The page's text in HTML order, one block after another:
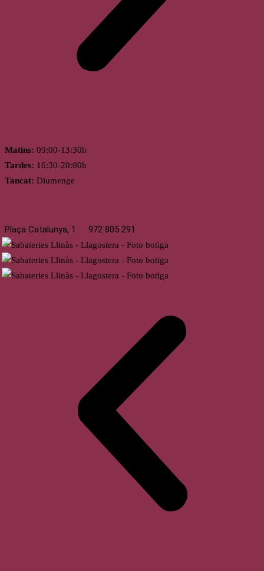
Matins: 09:00-13:30h
Tardes: 16:30-20:00h
Tancat: Diumenge
Plaça Catalunya, 1 972 805 291